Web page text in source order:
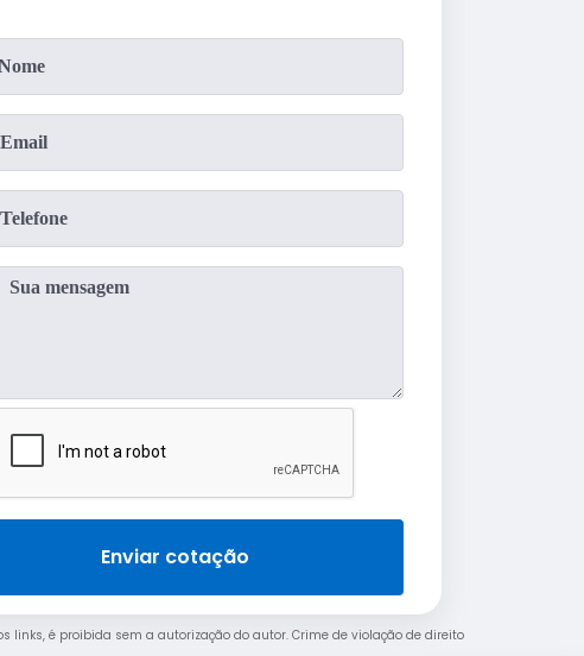
Enviar cotação
links, é proibida sem a autorização do autor. Crime de violação de direito